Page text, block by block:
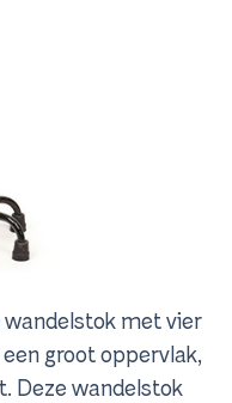
wandelstok met vier
groot oppervlak,
Deze wandelstok